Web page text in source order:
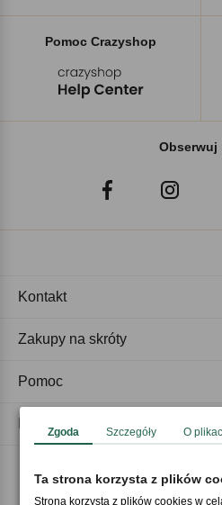
Pomoc Crazyshop
Obserwuj
Akceptujemy
Kontakt
Zakupy na skróty
Pomoc
Zgoda Szczegóły O
Ta strona korzysta z plików
Strona korzysta z plików cookies w